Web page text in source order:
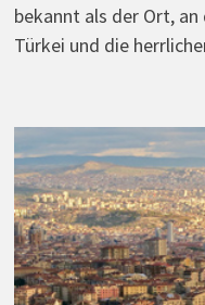
bekannt als der Ort,
Türkei und die